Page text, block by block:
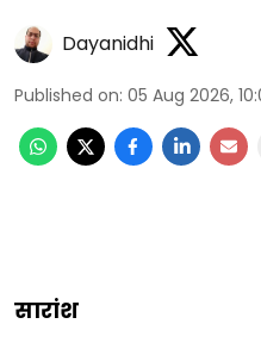
Dayanidhi
Published on: 05 Aug 2026,
सारांश